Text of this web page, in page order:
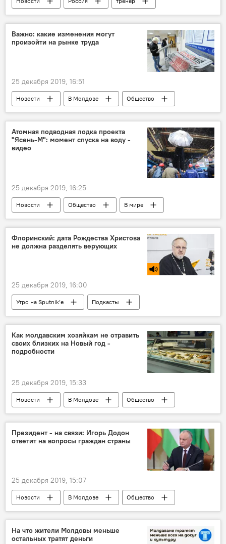
Тарасова
Молдова связь
Важно: какие изменения могут
произойти на рынке труда
25 декабря 2019, 16:51
Новости В Молдове Общество
Атомная подводная лодка проекта
"Ясень-М": момент спуска на воду -
видео
25 декабря 2019, 16:25
Новости Общество
В мире
Россия
Флоринский: дата Рождества Христова
не должна разделять верующих
25 декабря 2019, 16:00
Утро на Sputnik’e
Подкасты
Новый год и Рождество в Молдове 2021
В Молдове
Общество Новости
Как молдавским хозяйкам не отравить
своих близких на Новый год -
подробности
25 декабря 2019, 15:33
Новости В Молдове
Общество
продукты
приобретение
хозяйки
Президент - на связи: Игорь Додон
ответит на вопросы граждан страны
25 декабря 2019, 15:07
Новости В Молдове
Общество
Молдова
ответы
вопросы
президент
На что жители Молдовы меньше
остальных тратят деньги